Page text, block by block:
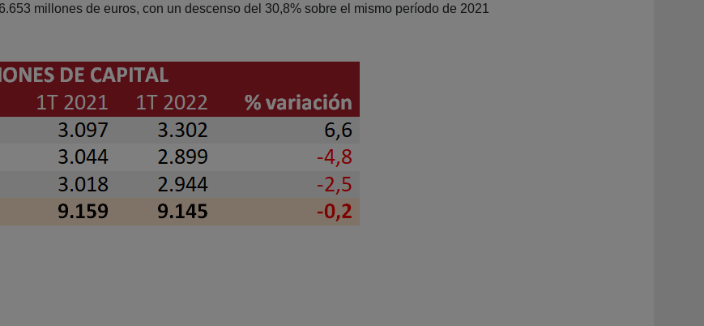
millones de euros, con un descenso del 30,8% sobre el mismo período de 2021